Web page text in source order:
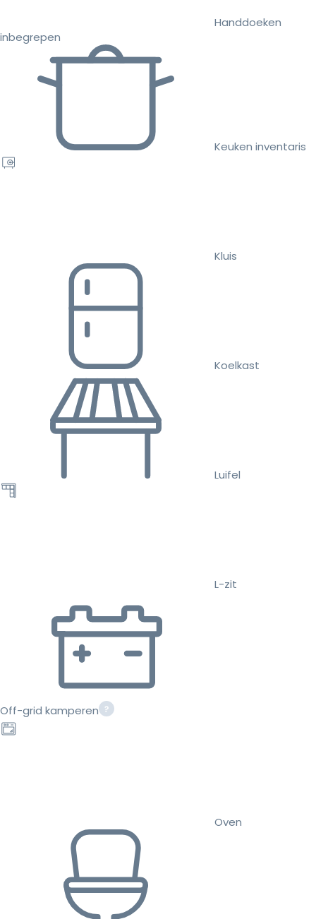
Handdoeken
inbegrepen
Keuken inventaris
Kluis
Koelkast
Luifel
L-zit
Off-grid kamperen
Oven